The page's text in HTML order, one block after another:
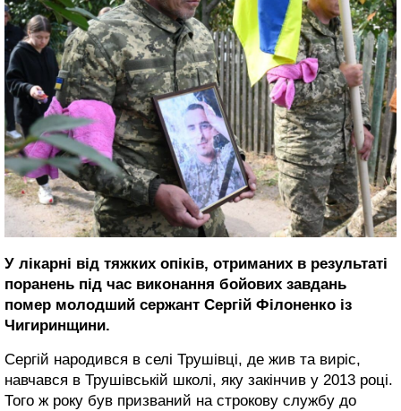
У лікарні від тяжких опіків, отриманих в результаті
поранень під час виконання бойових завдань
помер молодший сержант Сергій Філоненко із
Чигиринщини.
Сергій народився в селі Трушівці, де жив та виріс,
навчався в Трушівській школі, яку закінчив у 2013 році.
Того ж року був призваний на строкову службу до